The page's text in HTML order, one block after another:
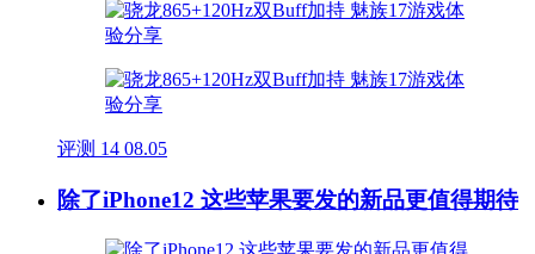
评测 14 08.05
除了iPhone12 这些苹果要发的新品更值得期待